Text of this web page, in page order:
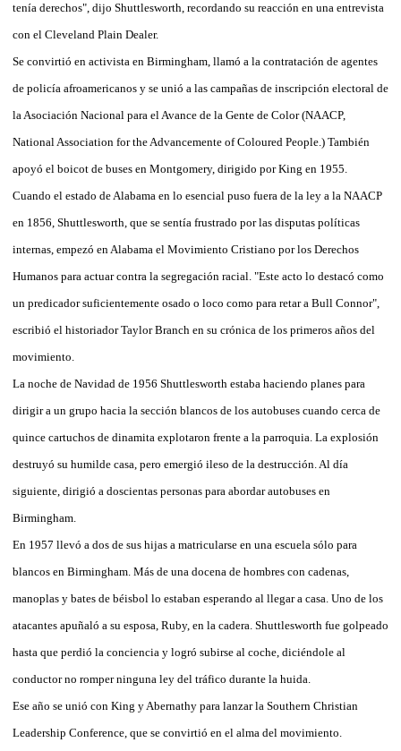
tenía derechos", dijo Shuttlesworth, recordando su reacción en una entrevista
con el Cleveland Plain Dealer.
Se convirtió en activista en Birmingham, llamó a la contratación de agentes
de policía afroamericanos y se unió a las campañas de inscripción electoral de
la Asociación Nacional para el Avance de la Gente de Color (NAACP,
National Association for the Advancemente of Coloured People.) También
apoyó el boicot de buses en Montgomery, dirigido por King en 1955.
Cuando el estado de Alabama en lo esencial puso fuera de la ley a la NAACP
en 1856, Shuttlesworth, que se sentía frustrado por las disputas políticas
internas, empezó en Alabama el Movimiento Cristiano por los Derechos
Humanos para actuar contra la segregación racial. "Este acto lo destacó como
un predicador suficientemente osado o loco como para retar a Bull Connor",
escribió el historiador Taylor Branch en su crónica de los primeros años del
movimiento.
La noche de Navidad de 1956 Shuttlesworth estaba haciendo planes para
dirigir a un grupo hacia la sección blancos de los autobuses cuando cerca de
quince cartuchos de dinamita explotaron frente a la parroquia. La explosión
destruyó su humilde casa, pero emergió ileso de la destrucción. Al día
siguiente, dirigió a doscientas personas para abordar autobuses en
Birmingham.
En 1957 llevó a dos de sus hijas a matricularse en una escuela sólo para
blancos en Birmingham. Más de una docena de hombres con cadenas,
manoplas y bates de béisbol lo estaban esperando al llegar a casa. Uno de los
atacantes apuñaló a su esposa, Ruby, en la cadera. Shuttlesworth fue golpeado
hasta que perdió la conciencia y logró subirse al coche, diciéndole al
conductor no romper ninguna ley del tráfico durante la huida.
Ese año se unió con King y Abernathy para lanzar la Southern Christian
Leadership Conference, que se convirtió en el alma del movimiento.